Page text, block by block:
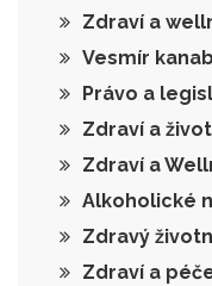
Zdraví a
Vesmír
Právo a
Zdraví a
Zdraví a
Alkoholické
Zdravý
Zdraví a